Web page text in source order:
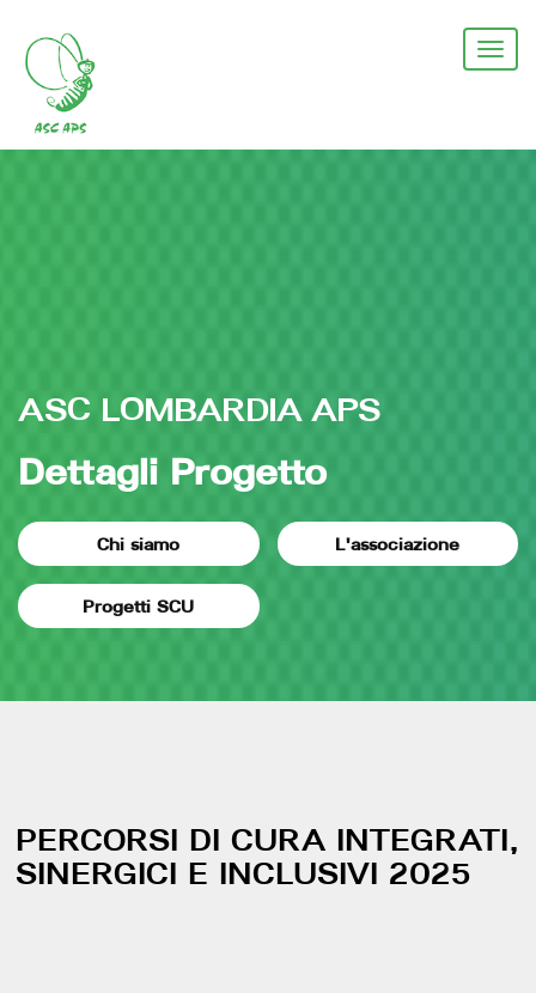
contenuto
principale
ASC LOMBARDIA APS
Dettagli Progetto
Chi siamo L'associazione
Progetti SCU
PERCORSI DI CURA INTEGRATI,
SINERGICI E INCLUSIVI 2025